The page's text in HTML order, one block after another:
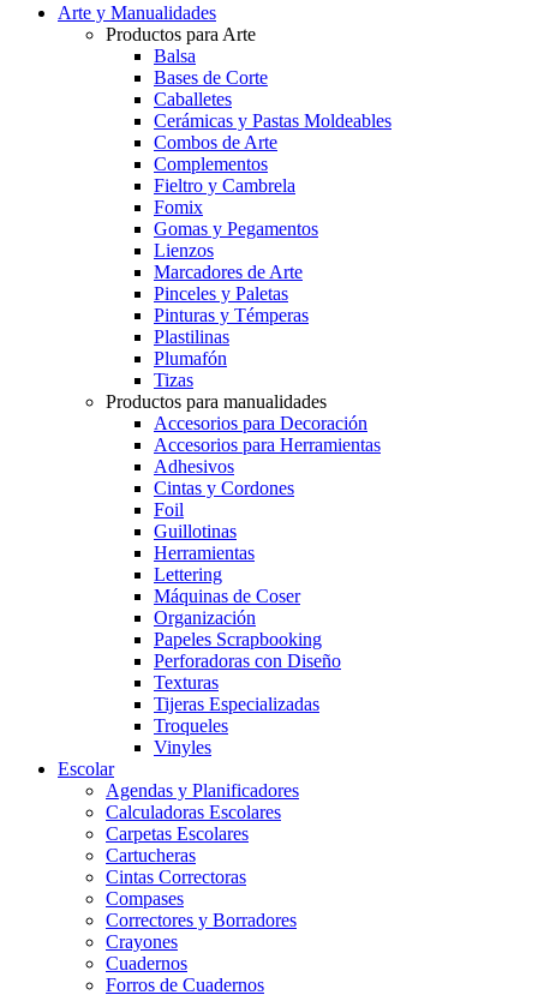
Arte y Manualidades
Productos para Arte
Balsa
Bases de Corte
Caballetes
Cerámicas y Pastas Moldeables
Combos de Arte
Complementos
Fieltro y Cambrela
Fomix
Gomas y Pegamentos
Lienzos
Marcadores de Arte
Pinceles y Paletas
Pinturas y Témperas
Plastilinas
Plumafón
Tizas
Productos para manualidades
Accesorios para Decoración
Accesorios para Herramientas
Adhesivos
Cintas y Cordones
Foil
Guillotinas
Herramientas
Lettering
Máquinas de Coser
Organización
Papeles Scrapbooking
Perforadoras con Diseño
Texturas
Tijeras Especializadas
Troqueles
Vinyles
Escolar
Agendas y Planificadores
Calculadoras Escolares
Carpetas Escolares
Cartucheras
Cintas Correctoras
Compases
Correctores y Borradores
Crayones
Cuadernos
Forros de Cuadernos